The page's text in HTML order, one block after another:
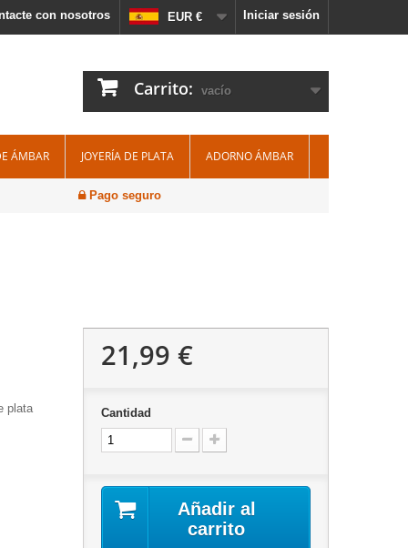
Iniciar sesión
EUR €
con nosotros
Carrito: vacío
ÁMBAR JOYERÍA DE PLATA ADORNO ÁMBAR
Pago seguro
plata
21,99 €
Cantidad
Añadir al
carrito